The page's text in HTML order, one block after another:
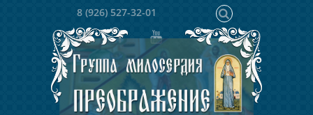
8 (926) 527-32-01